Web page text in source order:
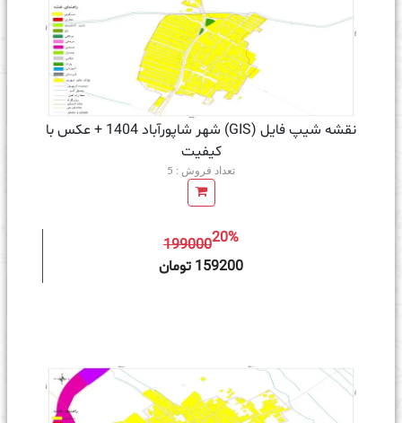
نقشه شیپ فایل (GIS) شهر شاپورآباد 1404 + عکس با
کیفیت
تعداد فروش : 5
19900020%
159200 تومان